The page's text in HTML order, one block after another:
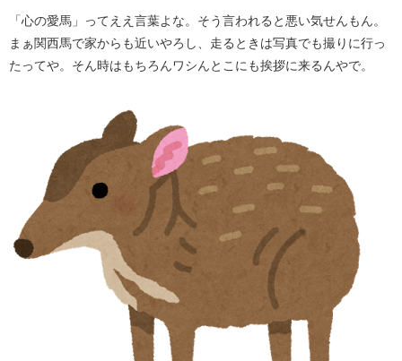
「心の愛馬」ってええ言葉よな。そう言われると悪い気せんもん。
まぁ関西馬で家からも近いやろし、走るときは写真でも撮りに行っ
たってや。そん時はもちろんワシんとこにも挨拶に来るんやで。